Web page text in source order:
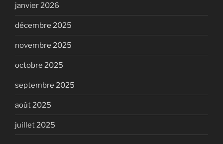
janvier 2026
décembre 2025
novembre 2025
octobre 2025
septembre 2025
août 2025
juillet 2025